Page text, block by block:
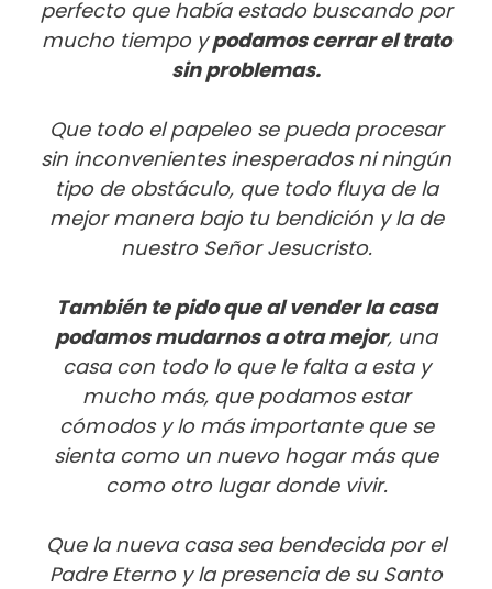
perfecto que había estado buscando por
mucho tiempo ypodamos cerrar el trato
sin problemas.
Que todo el papeleo se pueda procesar
sin inconvenientes inesperados ni ningún
tipo de obstáculo, que todo fluya de la
mejor manera bajo tu bendición y la de
nuestro Señor Jesucristo.
También te pido que al vender la casa
podamos mudarnos a otra mejor, una
casa con todo lo que le falta a esta y
mucho más, que podamos estar
cómodos y lo más importante que se
sienta como un nuevo hogar más que
como otro lugar donde vivir.
Que la nueva casa sea bendecida por el
Padre Eterno y la presencia de su Santo